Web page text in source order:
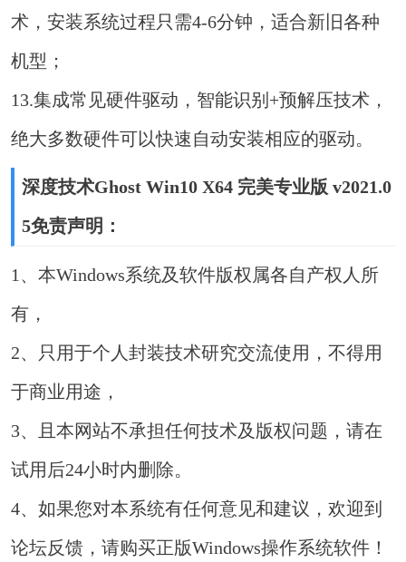
术，安装系统过程只需4-6分钟，适合新旧各种
机型；
13.集成常见硬件驱动，智能识别+预解压技术，
绝大多数硬件可以快速自动安装相应的驱动。
深度技术Ghost Win10 X64 完美专业版 v2021.0
5免责声明：
1、本Windows系统及软件版权属各自产权人所
有，
2、只用于个人封装技术研究交流使用，不得用
于商业用途，
3、且本网站不承担任何技术及版权问题，请在
试用后24小时内删除。
4、如果您对本系统有任何意见和建议，欢迎到
论坛反馈，请购买正版Windows操作系统软件！